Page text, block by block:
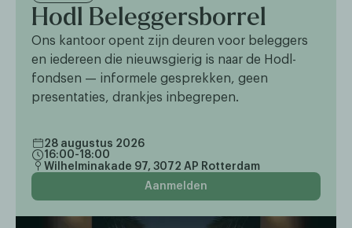
Hodl Beleggersborrel
Ons kantoor opent zijn deuren voor beleggers
en iedereen die nieuwsgierig is naar de Hodl-
fondsen — informele gesprekken, geen
presentaties, drankjes inbegrepen.
28 augustus 2026
16:00-18:00
Wilhelminakade 97, 3072 AP Rotterdam
Aanmelden